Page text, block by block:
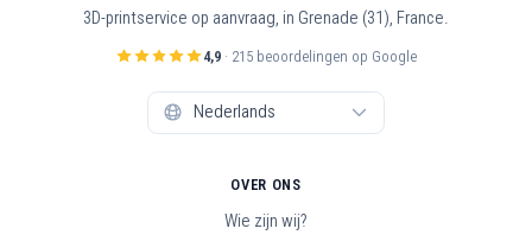
3D-printservice op aanvraag, in Grenade (31), France.
4,9 · 215 beoordelingen op Google
OVER ONS
Wie zijn wij?